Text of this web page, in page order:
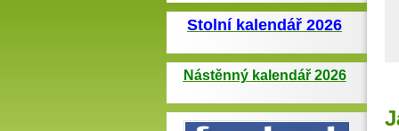
Stolní kalendář 2026
Nástěnný kalendář 2026